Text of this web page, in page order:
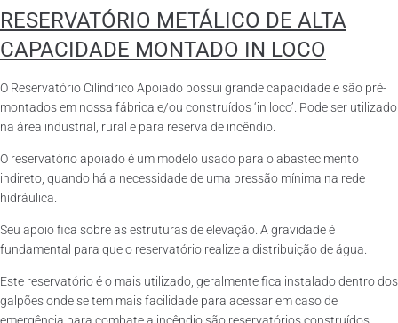
RESERVATÓRIO METÁLICO DE ALTA
CAPACIDADE MONTADO IN LOCO
O Reservatório Cilíndrico Apoiado possui grande capacidade e são pré-
montados em nossa fábrica e/ou construídos ‘in loco’. Pode ser utilizado
na área industrial, rural e para reserva de incêndio.
O reservatório apoiado é um modelo usado para o abastecimento
indireto, quando há a necessidade de uma pressão mínima na rede
hidráulica.
Seu apoio fica sobre as estruturas de elevação. A gravidade é
fundamental para que o reservatório realize a distribuição de água.
Este reservatório é o mais utilizado, geralmente fica instalado dentro dos
galpões onde se tem mais facilidade para acessar em caso de